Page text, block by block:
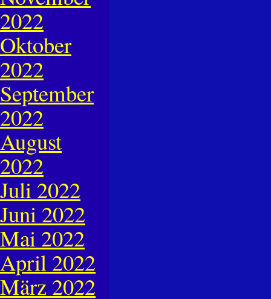
2022
Oktober
2022
September
2022
August
2022
Juli 2022
Juni 2022
Mai 2022
April 2022
März 2022